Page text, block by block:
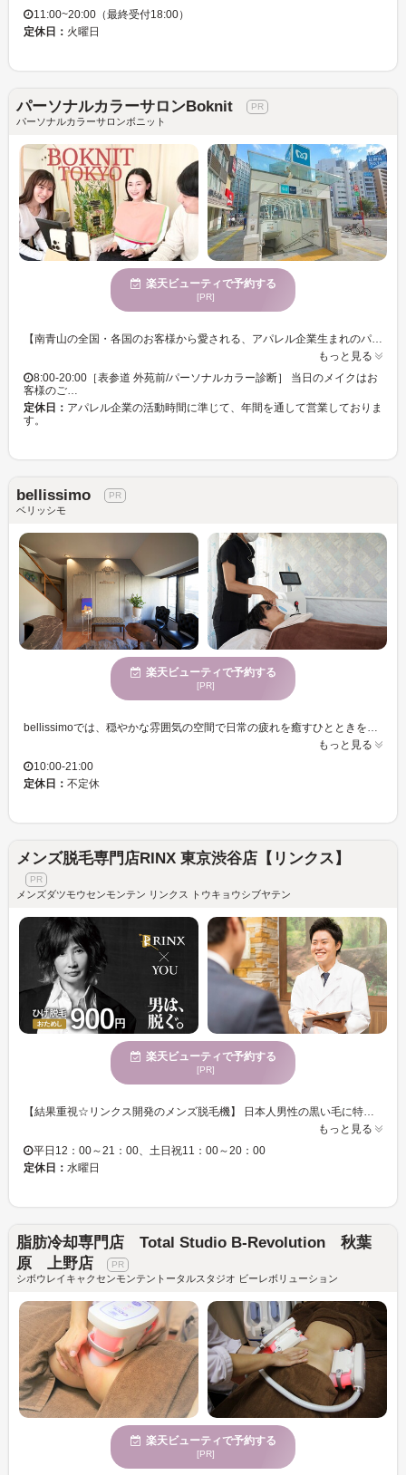
11:00~20:00（最終受付18:00）
定休日： 火曜日
パーソナルカラーサロンBoknit
パーソナルカラーサロンボニット
楽天ビューティで予約する
[PR]
もっと見る
8:00-20:00［表参道 外苑前/パーソナルカラー診断］ 当日のメイクはお
客様のご…
定休日： アパレル企業の活動時間に準じて、年間を通して営業しておりま
す。
bellissimo
ベリッシモ
楽天ビューティで予約する
[PR]
bellissimoでは、穏やかな雰囲気の空間で日常の疲れを癒すひとときをお過ごしいただけます。私たちは初めてのお客様も暖かくお迎えし、一人ひとりにあった丁寧なサービスを心掛けています。特に男性のお客様には、心身をリフレッシュさせる施術を多数ご用意しており、多様な年齢層の方に支持されています。個室も完備しており、プライベートな環境で施術を受けられるのが魅力です。bellissimoで、あなたも心身共にリラックスし、新しい自分を発見してみませんか。満足感のある体験を、いつでも気軽にお楽しみください。
もっと見る
10:00-21:00
定休日： 不定休
メンズ脱毛専門店RINX 東京渋谷店【リンクス】
メンズダツモウセンモンテン リンクス トウキョウシブヤテン
楽天ビューティで予約する
[PR]
【結果重視☆リンクス開発のメンズ脱毛機】 日本人男性の黒い毛に特化した、男性専用脱毛機をリンクスが完全独自開発。 提携メーカーと共に、部品の一つひとつ上質なものを厳選しながら改良を重ねることで高い脱毛効果と安全性の両立を実現しました♪ 男性の太い毛でも痛みを軽減できるよう、冷却機能を極限まで高めることに成功☆ お客様の肌質・毛質に合わせしっかりと毛にアプローチしていきます。 【男性脱毛技能士】 男性脱毛技能士達がどんなお悩みもお伺いします！ 男性だからこそのお悩みもお気軽にご相談ください♪ お肌の状態・毛量・お悩みに合わせた最適なプランをご提案します☆ 当日予約大歓迎♪ 完全予約制ですのでお電話にてお問い合わせください☆
もっと見る
平日12：00～21：00、土日祝11：00～20：00
定休日： 水曜日
脂肪冷却専門店 Total Studio B-Revolution 秋葉
原 上野店
シボウレイキャクセンモンテントータルスタジオ ビーレボリューション
楽天ビューティで予約する
[PR]